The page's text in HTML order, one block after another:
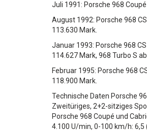
Juli 1991: Porsche 968
August 1992: Porsche 968
113.630 Mark.
Januar 1993: Porsche 968
114.627 Mark, 968 Turbo S
Februar 1995: Porsche 968
118.900 Mark.
Technische Daten Porsche
Zweitüriges, 2+2-sitziges
Porsche 968 Coupé und
4.100 U/min, 0-100 km/h: